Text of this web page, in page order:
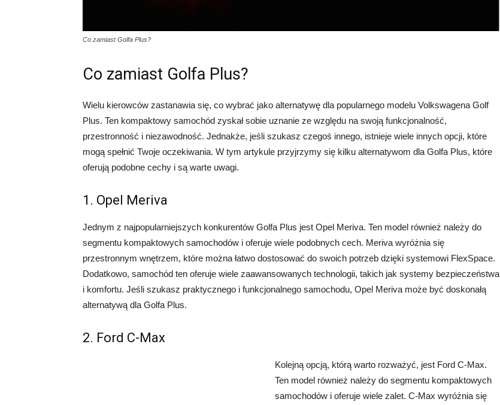
Co zamiast Golfa Plus?
Co zamiast Golfa Plus?
Wielu kierowców zastanawia się, co wybrać jako alternatywę dla popularnego modelu Volkswagena Golf
Plus. Ten kompaktowy samochód zyskał sobie uznanie ze względu na swoją funkcjonalność,
przestronność i niezawodność. Jednakże, jeśli szukasz czegoś innego, istnieje wiele innych opcji, które
mogą spełnić Twoje oczekiwania. W tym artykule przyjrzymy się kilku alternatywom dla Golfa Plus, które
oferują podobne cechy i są warte uwagi.
1. Opel Meriva
Jednym z najpopularniejszych konkurentów Golfa Plus jest Opel Meriva. Ten model również należy do
segmentu kompaktowych samochodów i oferuje wiele podobnych cech. Meriva wyróżnia się
przestronnym wnętrzem, które można łatwo dostosować do swoich potrzeb dzięki systemowi FlexSpace.
Dodatkowo, samochód ten oferuje wiele zaawansowanych technologii, takich jak systemy bezpieczeństwa
i komfortu. Jeśli szukasz praktycznego i funkcjonalnego samochodu, Opel Meriva może być doskonałą
alternatywą dla Golfa Plus.
2. Ford C-Max
Kolejną opcją, którą warto rozważyć, jest Ford C-Max.
Ten model również należy do segmentu kompaktowych
samochodów i oferuje wiele zalet. C-Max wyróżnia się